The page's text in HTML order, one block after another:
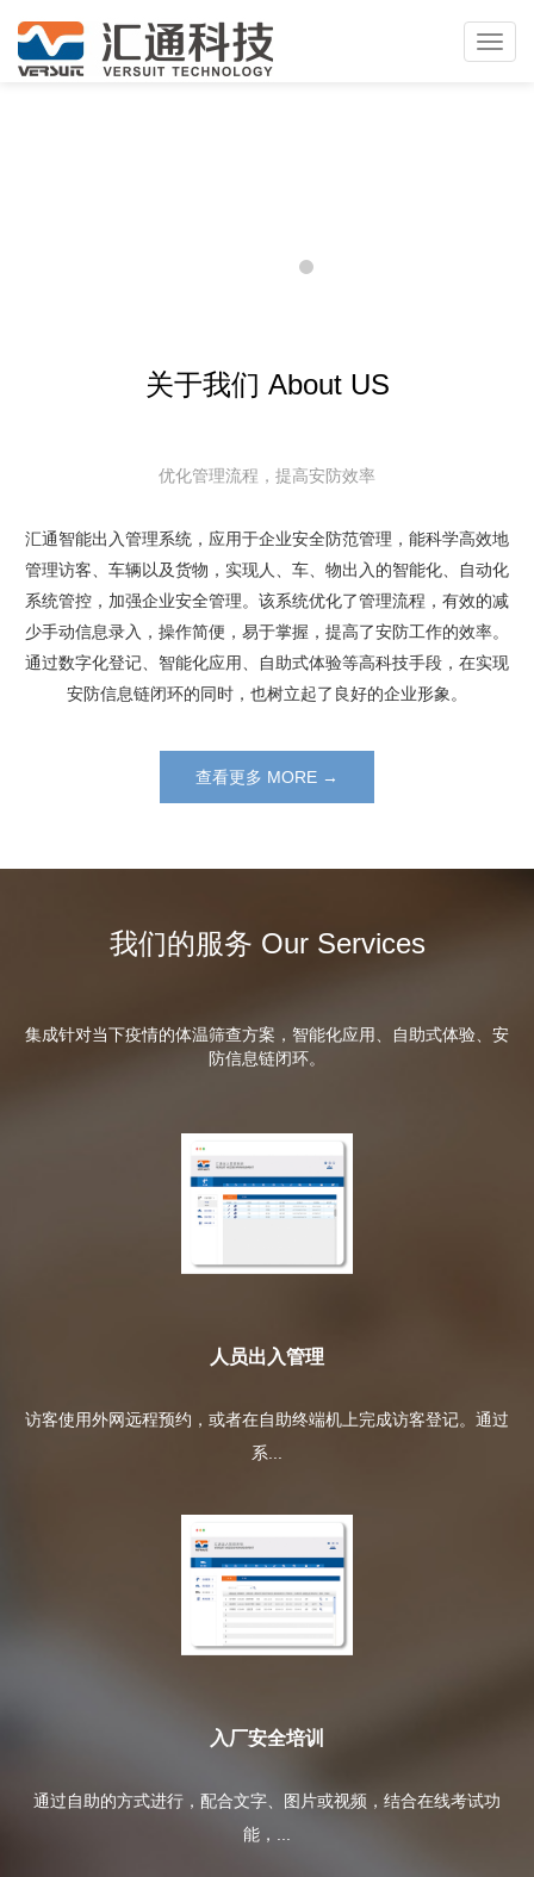
关于我们 About US
优化管理流程，提高安防效率
汇通智能出入管理系统，应用于企业安全防范管理，能科学高效地
管理访客、车辆以及货物，实现人、车、物出入的智能化、自动化
系统管控，加强企业安全管理。该系统优化了管理流程，有效的减
少手动信息录入，操作简便，易于掌握，提高了安防工作的效率。
通过数字化登记、智能化应用、自助式体验等高科技手段，在实现
安防信息链闭环的同时，也树立起了良好的企业形象。
查看更多 MORE →
我们的服务 Our Services
集成针对当下疫情的体温筛查方案，智能化应用、自助式体验、安
防信息链闭环。
人员出入管理
访客使用外网远程预约，或者在自助终端机上完成访客登记。通过
系...
入厂安全培训
通过自助的方式进行，配合文字、图片或视频，结合在线考试功
能，...